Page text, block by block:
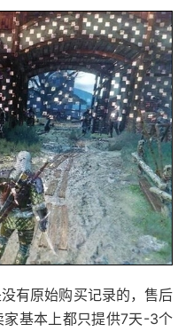
有原始购买记录的，售后
家基本上都只提供7天-3个